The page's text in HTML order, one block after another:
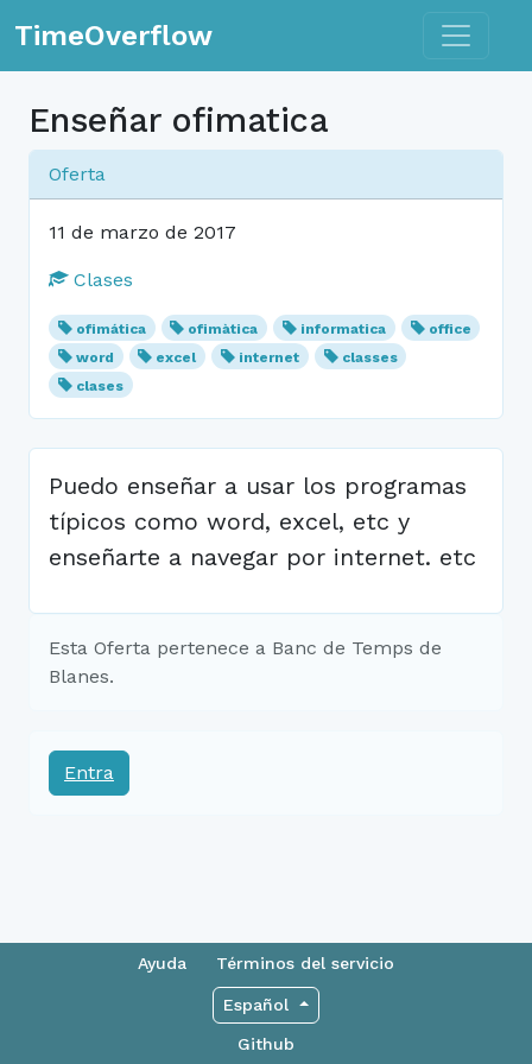
TimeOverflow Toggle
Enseñar ofimatica
Oferta
11 de marzo de 2017
Clases
ofimática ofimàtica informatica
office
word
excel internet
classes
clases
Puedo enseñar a usar los programas
típicos como word, excel, etc y
enseñarte a navegar por internet. etc
Esta Oferta pertenece a Banc de Temps de
Blanes.
Entra
Ayuda Términos del servicio
Español
Github